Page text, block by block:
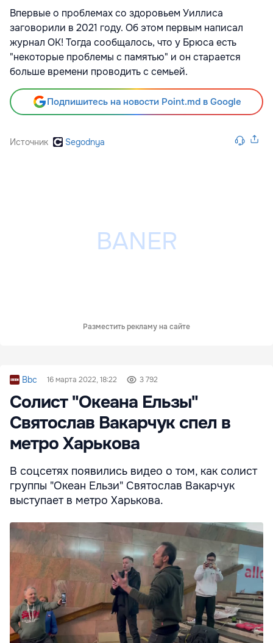
Впервые о проблемах со здоровьем Уиллиса
заговорили в 2021 году. Об этом первым написал
журнал ОК! Тогда сообщалось, что у Брюса есть
"некоторые проблемы с памятью" и он старается
больше времени проводить с семьей.
Подпишитесь на новости Point.md в Google
Источник Segodnya
Разместить рекламу на сайте
Bbc 16 марта 2022, 18:22 3 792
Солист "Океана Ельзы"
Святослав Вакарчук спел в
метро Харькова
В соцсетях появились видео о том, как солист
группы "Океан Ельзи" Святослав Вакарчук
выступает в метро Харькова.